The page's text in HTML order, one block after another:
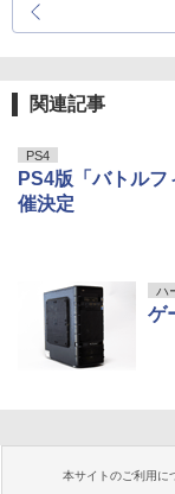
関連記事
PS4
PS4版「バトル
催決定
ハ
ゲ
本サイトのご利用に